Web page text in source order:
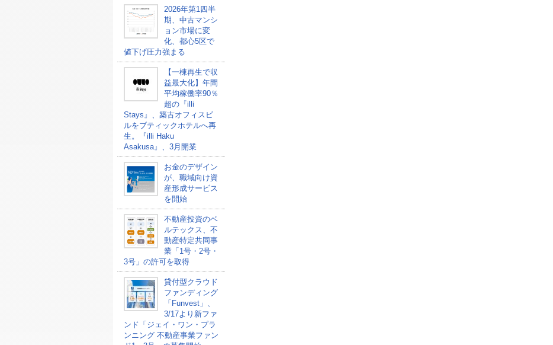
2026年第1四半
期、中古マンシ
ョン市場に変
化、都心5区で
値下げ圧力強まる
【一棟再生で収
益最大化】年間
平均稼働率90％
超の『illi
Stays』、築古オフィスビ
ルをブティックホテルへ再
生。『illi Haku
Asakusa』、3月開業
お金のデザイン
が、職域向け資
産形成サービス
を開始
不動産投資のベ
ルテックス、不
動産特定共同事
業「1号・2号・
3号」の許可を取得
貸付型クラウド
ファンディング
「Funvest」、
3/17より新ファ
ンド「ジェイ・ワン・プラ
ンニング 不動産事業ファン